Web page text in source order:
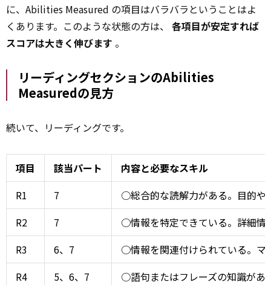
に、Abilities Measured の項目はバラバラということはよ
くあります。このような状態の方は、 各項目が安定すれば
スコアは大きく伸びます 。
リーディングセクションのAbilities
Measuredの見方
続いて、リーディングです。
項目 該当パート
内容と必要なスキル
R1
7
○総合的な読解力がある。目的や
R2
7
○情報を特定できている。詳細情
R3
6、7
○情報を関連付けられている。マ
R4
5、6、7
○語句またはフレーズの知識があ